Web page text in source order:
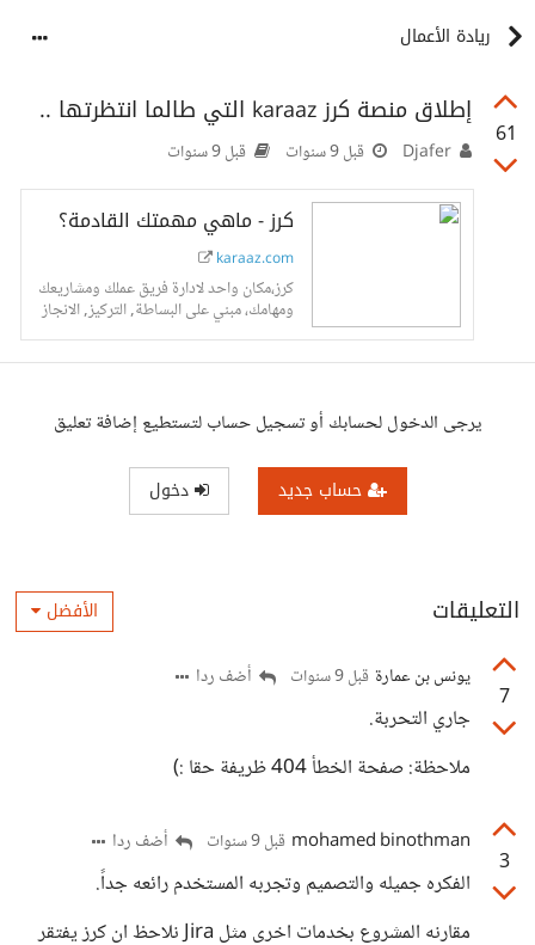
ريادة الأعمال
61
إطلاق منصة كرز karaaz التي طالما انتظرتها ..
قبل 9 سنوات قبل 9 سنوات
كرز - ماهي مهمتك القادمة؟
karaaz.com
كرز،مكان واحد لادارة فريق عملك ومشاريعك
ومهامك، مبني على البساطة, التركيز, الانجاز
وسهولة التواصل
يرجى الدخول لحسابك أو تسجيل حساب لتستطيع إضافة تعليق
حساب جديد دخول
التعليقات الأفضل
7
يونس بن عمارة قبل 9 سنوات أضف ردا
جاري التحربة.
ملاحظة: صفحة الخطأ 404 ظريفة حقا :)
3
mohamed binothman قبل 9 سنوات أضف ردا
الفكره جميله والتصميم وتجربه المستخدم رائعه جداً.
مقارنه المشروع بخدمات اخرى مثل Jira نلاحظ ان كرز يفتقر